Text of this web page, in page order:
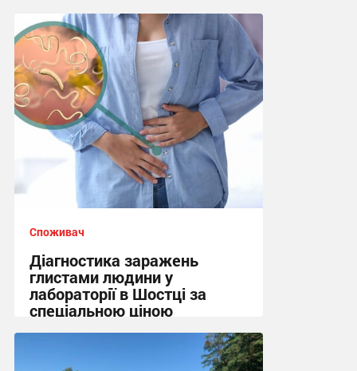
Споживач
Діагностика заражень
глистами людини у
лабораторії в Шостці за
спеціальною ціною